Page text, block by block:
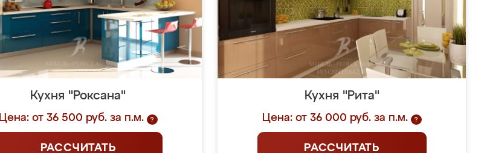
Кухня "Роксана"
Цена: от 36 500 руб. за п.м. ?
РАССЧИТАТЬ
Кухня "Рита"
Цена: от 36 000 руб. за п.м. ?
РАССЧИТАТЬ